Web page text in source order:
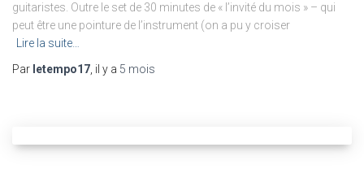
guitaristes. Outre le set de 30 minutes de « l’invité du mois » – qui
peut être une pointure de l’instrument (on a pu y croiser
Lire la suite…
Par letempo17, il y a 5 mois